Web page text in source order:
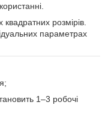
розмірів.
параметрах
1–3 робочі